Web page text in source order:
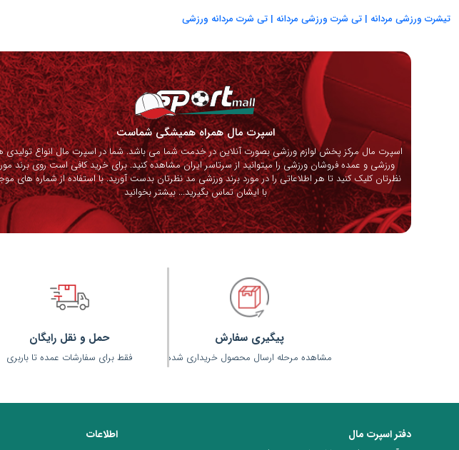
تیشرت ورزشی مردانه | تی شرت ورزشی مردانه | تی شرت مردانه ورزشی
اسپرت مال همراه همیشگی شماست
اسپرت مال مرکز پخش لوازم ورزشی بصورت آنلاین در خدمت شما می باشد. شما در اسپرت مال انواع تولیدی
ورزشی و عمده فروشان ورزشی را میتوانید از سرتاسر ایران مشاهده کنید. برای خرید کافی است روی برند
نظرتان کلیک کنید تا هر اطلاعاتی را در مورد برند ورزشی مد نظرتان بدست آورید. با استفاده از شماره های
با ایشان تماس بگیرید...بیشتر بخوانید
پیگیری سفارش
مشاهده مرحله ارسال محصول خریداری شده
حمل و نقل رایگان
فقط برای سفارشات عمده تا باربری
دفتر اسپرت مال اطلاعات